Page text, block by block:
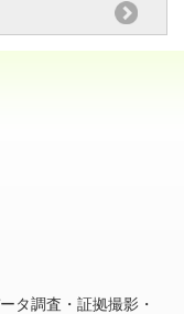
タ調査 ・証拠撮影・